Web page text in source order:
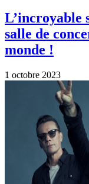
L’incroyable
salle de
monde !
1 octobre 2023